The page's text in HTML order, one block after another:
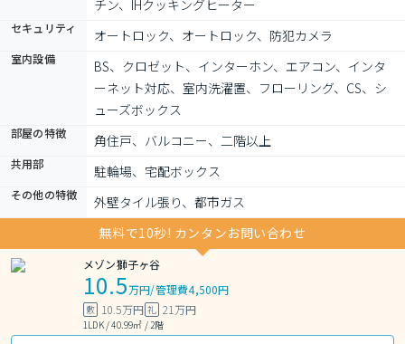
チン、IHクッキングヒーター
セキュリティ オートロック、オートロック、防犯カメラ
室内設備
BS、クロゼット、インターホン、エアコン、インタ
ーネット対応、室内洗濯置、フローリング、CS、シ
ューズボックス
部屋の特徴 角住戸、バルコニー、二階以上
共用部 駐輪場、宅配ボックス
その他の特徴
外壁タイル張り、都市ガス
無料で10秒! カンタンお問い合わせ
メゾン獅子ヶ谷
10.5万円/管理費4,500円
敷 10.5万円 礼 21万円
1LDK / 40.99㎡ / 2階